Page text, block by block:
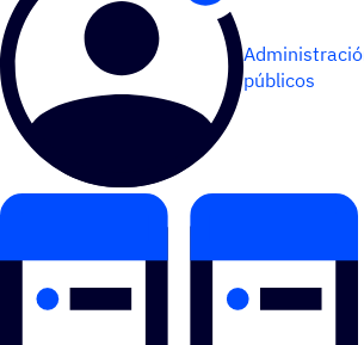
públicos